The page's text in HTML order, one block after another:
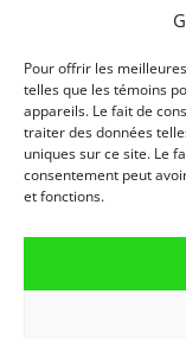
Pour offrir les
telles que les témoins
appareils. Le fait de
traiter des données
uniques sur ce site. Le
consentement peut
et fonctions.